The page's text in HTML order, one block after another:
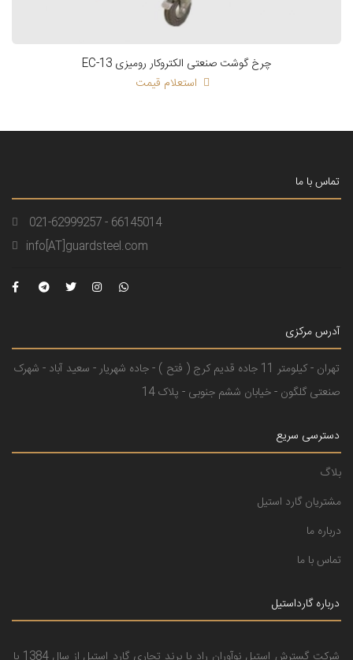
چرخ گوشت صنعتی الکتروکار رومیزی EC-13
استعلام قیمت
تماس با ما
021-62999257 - 66145014
info[AT]guardsteel.com
آدرس مرکزی
تهران - کیلومتر 11 جاده قدیم کرج ( فتح ) - جاده شهریار - سعید آباد - شهرک
صنعتی گلگون - خیابان ششم جنوبی - پلاک 14
دسترسی سریع
بلاگ
مشتریان گارد استیل
درباره ما
تماس با ما
درباره گارداستیل